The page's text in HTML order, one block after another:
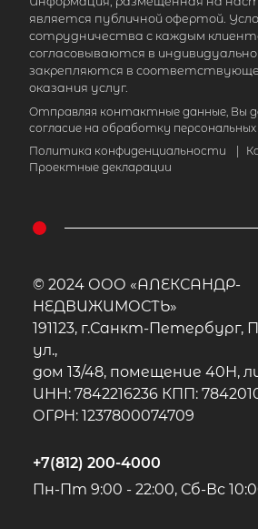
является публичной офертой.
сотрудничества с каждым
согласовываются в
закрепляются в
оказания услуг.
Отправляя контактные данные, Вы
согласие на обработку персональных
Политика конфиденциальности
Проектные декларации
© 2024 ООО «АЛЕКСАНДР-
НЕДВИЖИМОСТЬ»
191123, г.Санкт-Петербург,
ул.,
дом 13/48, помещение 40Н,
ИНН: 7842216236 КПП:
ОГРН: 1237800074709
+7(812) 200-4000
Пн-Пт 9:00 - 22:00, Сб-Вс